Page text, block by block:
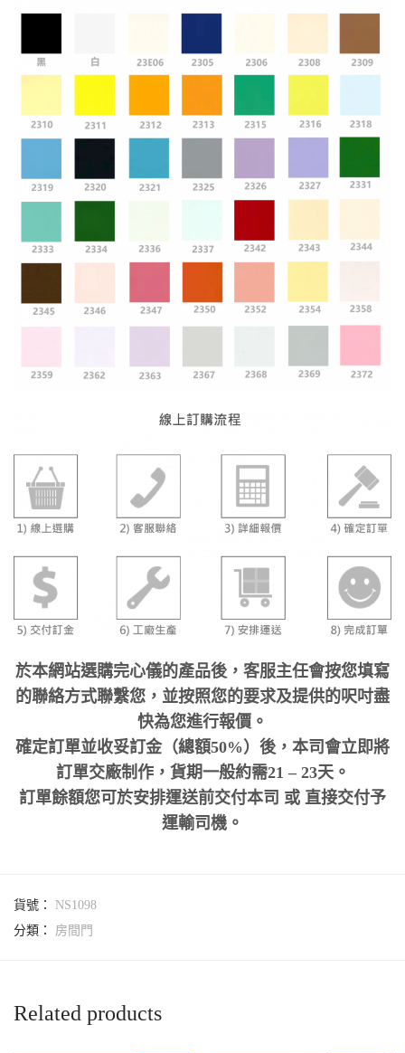
於本網站選購完心儀的產品後，客服主任會按您填寫
的聯絡方式聯繫您，並按照您的要求及提供的呎吋盡
快為您進行報價。
確定訂單並收妥訂金（總額50%）後，本司會立即將
訂單交廠制作，貨期一般約需21 – 23天。
訂單餘額您可於安排運送前交付本司 或 直接交付予
運輸司機。
貨號： NS1098
分類： 房間門
Related products